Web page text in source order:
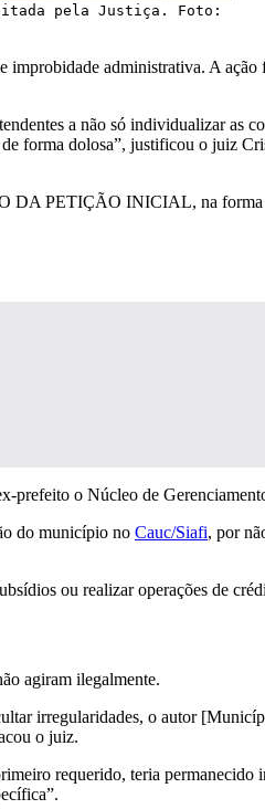
pela Justiça. Foto:
improbidade administrativa. A
a não só individualizar as
forma dolosa”, justificou o juiz
DA PETIÇÃO INICIAL, na
prefeito o Núcleo de
do município no Cauc/Siafi, por
ou realizar operações de
agiram ilegalmente.
irregularidades, o autor
o juiz.
requerido, teria permanecido